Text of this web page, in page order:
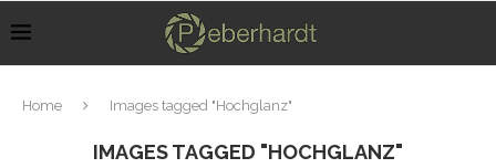
Home Images tagged "Hochglanz"
IMAGES TAGGED "HOCHGLANZ"